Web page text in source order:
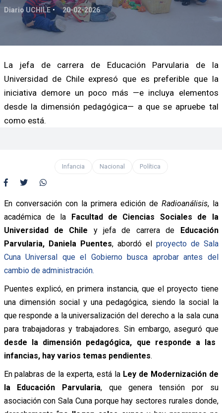
Diario UCHILE 20-02-2026
La jefa de carrera de Educación Parvularia de la
Universidad de Chile expresó que es preferible que la
iniciativa demore un poco más —e incluya elementos
desde la dimensión pedagógica— a que se apruebe tal
como está.
Infancia Nacional Política
En conversación con la primera edición de Radioanálisis, la
académica de la Facultad de Ciencias Sociales de la
Universidad de Chile y jefa de carrera de Educación
Parvularia, Daniela Puentes, abordó el proyecto de Sala
Cuna Universal que el Gobierno busca aprobar antes del
cambio de administración.
Puentes explicó, en primera instancia, que el proyecto tiene
una dimensión social y una pedagógica, siendo la social la
que responde a la universalización del derecho a la sala cuna
para trabajadoras y trabajadores. Sin embargo, aseguró que
desde la dimensión pedagógica, que responde a las
infancias, hay varios temas pendientes.
En palabras de la experta, está la Ley de Modernización de
la Educación Parvularia, que genera tensión por su
asociación con Sala Cuna porque hay sectores rurales donde,